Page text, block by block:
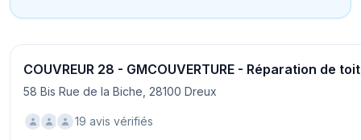
COUVREUR 28 - GMCOUVERTURE - Réparation
58 Bis Rue de la Biche, 28100 Dreux
19 avis vérifiés